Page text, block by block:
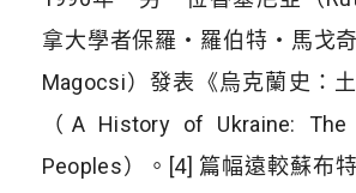
拿大學者保羅・羅伯特・馬戈
Magocsi）發表《烏克蘭史：
（A History of Ukraine:
Peoples）。[4] 篇幅遠較蘇布